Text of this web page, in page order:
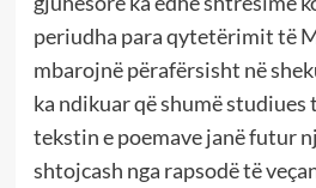
periudha para qytetërimit të
mbarojnë përafërsisht në
ka ndikuar që shumë studiues
tekstin e poemave janë futur
shtojcash nga rapsodë të